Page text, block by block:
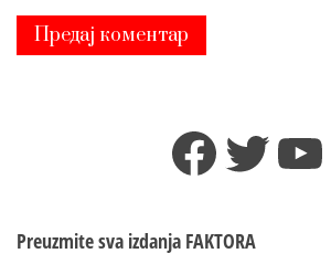
Facebook
Preuzmite sva izdanja FAKTORA